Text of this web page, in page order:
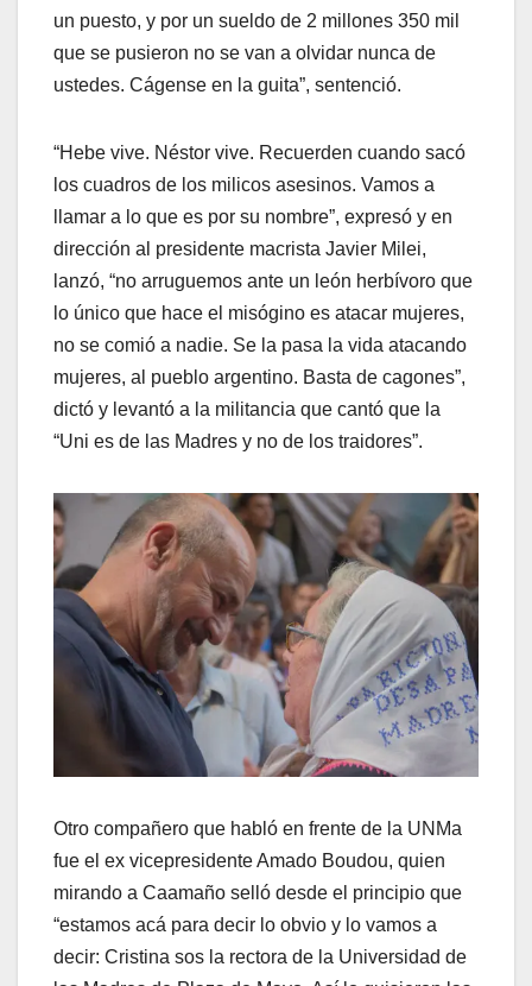
un puesto, y por un sueldo de 2 millones 350 mil
que se pusieron no se van a olvidar nunca de
ustedes. Cágense en la guita”, sentenció.
“Hebe vive. Néstor vive. Recuerden cuando sacó
los cuadros de los milicos asesinos. Vamos a
llamar a lo que es por su nombre”, expresó y en
dirección al presidente macrista Javier Milei,
lanzó, “no arruguemos ante un león herbívoro que
lo único que hace el misógino es atacar mujeres,
no se comió a nadie. Se la pasa la vida atacando
mujeres, al pueblo argentino. Basta de cagones”,
dictó y levantó a la militancia que cantó que la
“Uni es de las Madres y no de los traidores”.
Otro compañero que habló en frente de la UNMa
fue el ex vicepresidente Amado Boudou, quien
mirando a Caamaño selló desde el principio que
“estamos acá para decir lo obvio y lo vamos a
decir: Cristina sos la rectora de la Universidad de